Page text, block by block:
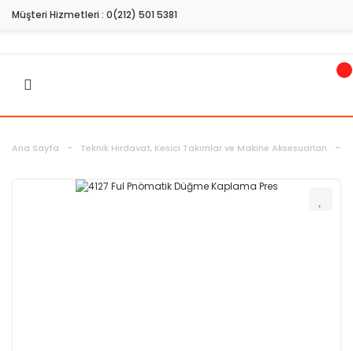
Müşteri Hizmetleri : 0(212) 501 5381
Ana Sayfa Teknik Hırdavat, Kesici Takımlar ve Makine Aksesuarları